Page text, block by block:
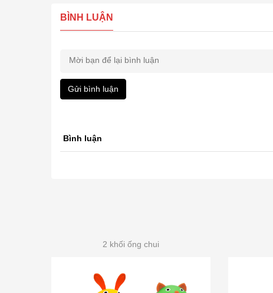
BÌNH LUẬN
Gửi bình luận
Bình luận
2 khối ống chui